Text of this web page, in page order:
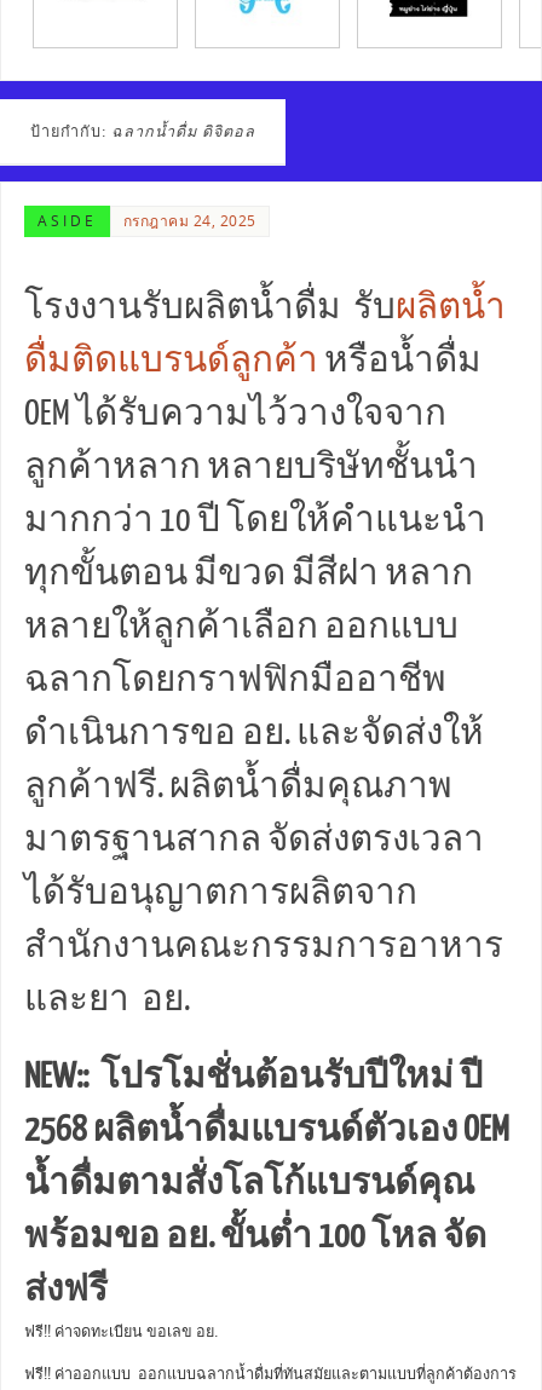
ป้ายกำกับ: ฉลากน้ำดื่ม ดิจิตอล
ASIDE กรกฎาคม 24, 2025
โรงงานรับผลิตน้ำดื่ม รับผลิตน้ำ
ดื่มติดแบรนด์ลูกค้า หรือน้ำดื่ม
OEM ได้รับความไว้วางใจจาก
ลูกค้าหลาก หลายบริษัทชั้นนำ
มากกว่า 10 ปี โดยให้คำแนะนำ
ทุกขั้นตอน มีขวด มีสีฝา หลาก
หลายให้ลูกค้าเลือก ออกแบบ
ฉลากโดยกราฟฟิกมืออาชีพ
ดำเนินการขอ อย. และจัดส่งให้
ลูกค้าฟรี. ผลิตน้ำดื่มคุณภาพ
มาตรฐานสากล จัดส่งตรงเวลา
ได้รับอนุญาตการผลิตจาก
สำนักงานคณะกรรมการอาหาร
และยา อย.
NEW:: โปรโมชั่นต้อนรับปีใหม่ ปี
2568 ผลิตน้ำดื่มแบรนด์ตัวเอง OEM
น้ำดื่มตามสั่งโลโก้แบรนด์คุณ
พร้อมขอ อย. ขั้นต่ำ 100 โหล จัด
ส่งฟรี
ฟรี!! ค่าจดทะเบียน ขอเลข อย.
ฟรี!! ค่าออกแบบ ออกแบบฉลากน้ำดื่มที่ทันสมัยและตามแบบที่ลูกค้าต้องการ